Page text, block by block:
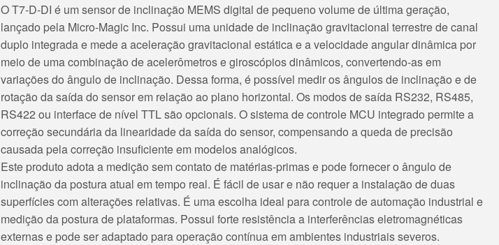
بالعربية
CN
O T7-D-DI é um sensor de inclinação MEMS digital de pequeno volume de última geração,
lançado pela Micro-Magic Inc. Possui uma unidade de inclinação gravitacional terrestre de canal
duplo integrada e mede a aceleração gravitacional estática e a velocidade angular dinâmica por
meio de uma combinação de acelerômetros e giroscópios dinâmicos, convertendo-as em
variações do ângulo de inclinação. Dessa forma, é possível medir os ângulos de inclinação e de
rotação da saída do sensor em relação ao plano horizontal. Os modos de saída RS232, RS485,
RS422 ou interface de nível TTL são opcionais. O sistema de controle MCU integrado permite a
correção secundária da linearidade da saída do sensor, compensando a queda de precisão
causada pela correção insuficiente em modelos analógicos.
Este produto adota a medição sem contato de matérias-primas e pode fornecer o ângulo de
inclinação da postura atual em tempo real. É fácil de usar e não requer a instalação de duas
superfícies com alterações relativas. É uma escolha ideal para controle de automação industrial e
medição da postura de plataformas. Possui forte resistência a interferências eletromagnéticas
externas e pode ser adaptado para operação contínua em ambientes industriais severos.